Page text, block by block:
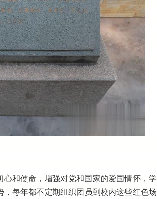
和使命，增强对党和国家的爱国情怀，学
每年都不定期组织团员到校内这些红色场